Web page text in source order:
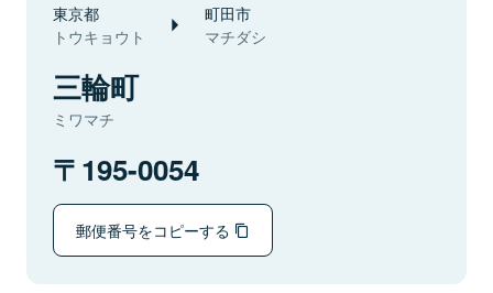
東京都
トウキョウト
町田市
マチダシ
三輪町
ミワマチ
195-0054
郵便番号をコピーする